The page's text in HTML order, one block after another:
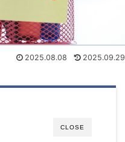
2025.08.08 2025.09.29
CLOSE